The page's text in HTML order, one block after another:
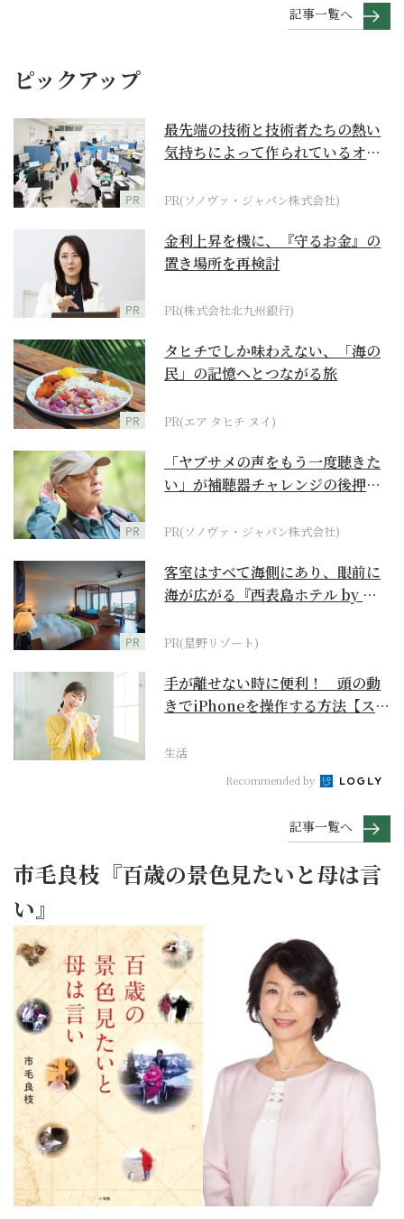
記事一覧へ
ピックアップ
PR
最先端の技術と技術者たちの熱い
気持ちによって作られているオー
PR(ソノヴァ・ジャパン株式会社)
PR
金利上昇を機に、『守るお金』の
置き場所を再検討
PR(株式会社北九州銀行)
PR
タヒチでしか味わえない、「海の
民」の記憶へとつながる旅
PR(エア タヒチ ヌイ)
PR
「ヤブサメの声をもう一度聴きた
い」が補聴器チャレンジの後押し
PR(ソノヴァ・ジャパン株式会社)
PR
客室はすべて海側にあり、眼前に
海が広がる『西表島ホテル by 星
PR(星野リゾート)
手が離せない時に便利！ 頭の動
きでiPhoneを操作する方法【スマ
生活
Recommended by
記事一覧へ
市毛良枝『百歳の景色見たいと母は言
い』